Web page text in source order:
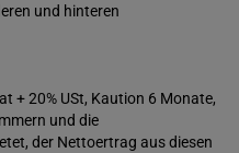
und hinteren
+ 20% USt, Kaution 6 Monate,
und die
der Nettoertrag aus diesen